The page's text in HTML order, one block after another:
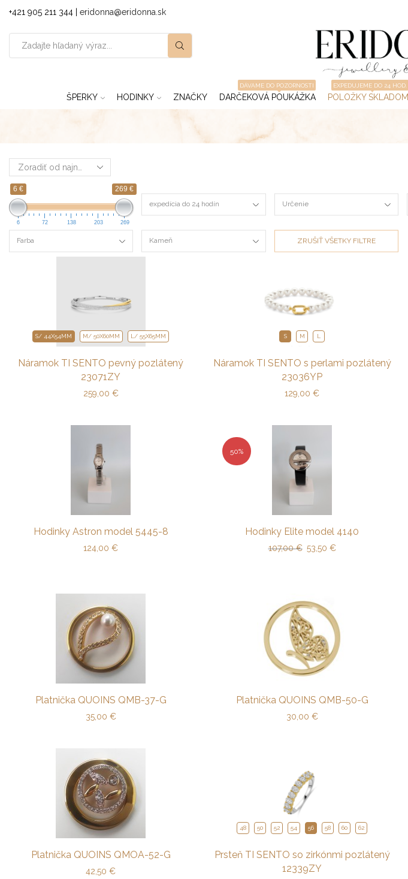
+421 905 211 344 | eridonna@eridonna.sk
ŠPERKY HODINKY ZNAČKY DARČEKOVÁ POUKÁŽKA
DÁVAME DO POZORNOSTI
POLOŽKY SKLADOM
EXPEDUJEME DO 24 HOD.
6 € 269 €
6 72 138 203 269
expedícia do 24 hodín Určenie
Farba Kameň ZRUŠIŤ VŠETKY FILTRE
S/ 44X54MM M/ 50X60MM L/ 55X65MM
Náramok TI SENTO pevný pozlátený
23071ZY
259,00 €
S M L
Náramok TI SENTO s perlami pozlátený
23036YP
129,00 €
Hodinky Astron model 5445-8
124,00 €
50%
Hodinky Elite model 4140
107,00€ 53,50 €
Platnička QUOINS QMB-37-G
35,00 €
Platnička QUOINS QMB-50-G
30,00 €
Platnička QUOINS QMOA-52-G
42,50 €
48 50 52 54 56 58 60 62
Prsteň TI SENTO so zirkónmi pozlátený
12339ZY